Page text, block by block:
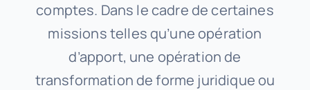
comptes. Dans le cadre de certaines
missions telles qu’une opération
d’apport, une opération de
transformation de forme juridique ou